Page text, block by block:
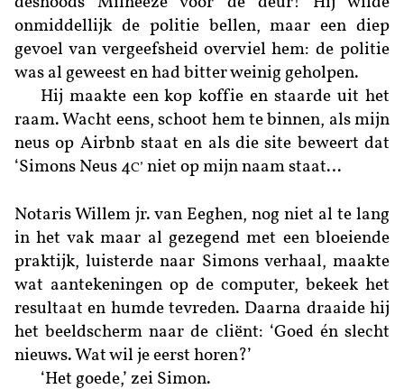
onmiddellijk de politie bellen, maar een diep
gevoel van vergeefsheid overviel hem: de politie
was al geweest en had bitter weinig geholpen.
Hij maakte een kop koffie en staarde uit het
raam. Wacht eens, schoot hem te binnen, als mijn
neus op Airbnb staat en als die site beweert dat
‘Simons Neus 4C’ niet op mijn naam staat…
Notaris Willem jr. van Eeghen, nog niet al te lang
in het vak maar al gezegend met een bloeiende
praktijk, luisterde naar Simons verhaal, maakte
wat aantekeningen op de computer, bekeek het
resultaat en humde tevreden. Daarna draaide hij
het beeldscherm naar de cliënt: ‘Goed én slecht
nieuws. Wat wil je eerst horen?’
‘Het goede,’ zei Simon.